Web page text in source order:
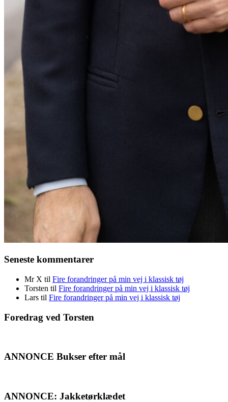
Seneste kommentarer
Mr X til Fire forandringer på min vej i klassisk tøj
Torsten til Fire forandringer på min vej i klassisk tøj
Lars til Fire forandringer på min vej i klassisk tøj
Foredrag ved Torsten
ANNONCE Bukser efter mål
ANNONCE: Jakketørklædet